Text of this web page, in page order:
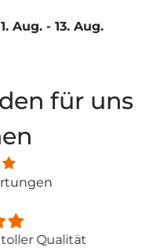
Aug. - 13. Aug.
für uns
Qualität